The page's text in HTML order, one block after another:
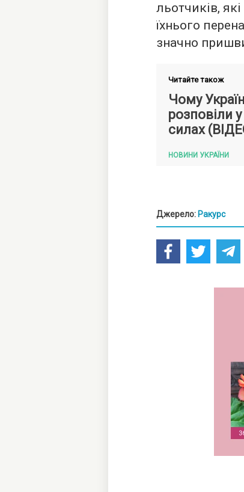
льотчиків,
їхнього
значно
Читайте також
Чому
розповіли
силах
НОВИНИ УКРАЇНИ
Джерело: Ракурс